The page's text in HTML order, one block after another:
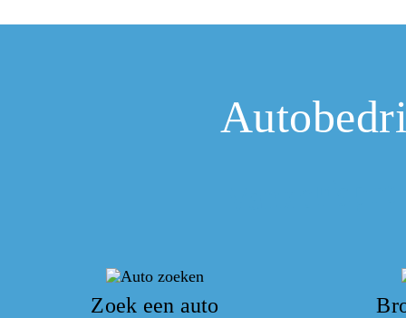
Zoek een auto